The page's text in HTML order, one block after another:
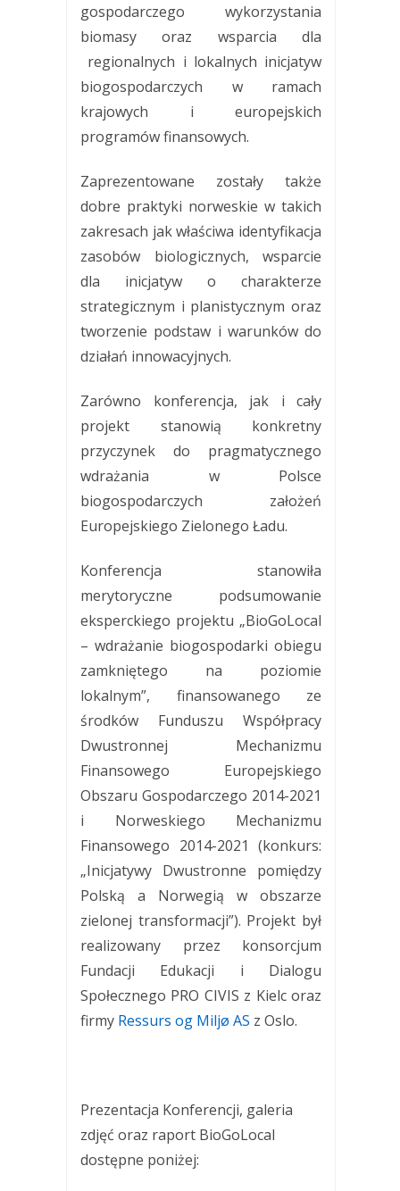
gospodarczego wykorzystania
biomasy oraz wsparcia dla
regionalnych i lokalnych inicjatyw
biogospodarczych w ramach
krajowych i europejskich
programów finansowych.
Zaprezentowane zostały także
dobre praktyki norweskie w takich
zakresach jak właściwa identyfikacja
zasobów biologicznych, wsparcie
dla inicjatyw o charakterze
strategicznym i planistycznym oraz
tworzenie podstaw i warunków do
działań innowacyjnych.
Zarówno konferencja, jak i cały
projekt stanowią konkretny
przyczynek do pragmatycznego
wdrażania w Polsce
biogospodarczych założeń
Europejskiego Zielonego Ładu.
Konferencja stanowiła
merytoryczne podsumowanie
eksperckiego projektu „BioGoLocal
– wdrażanie biogospodarki obiegu
zamkniętego na poziomie
lokalnym”, finansowanego ze
środków Funduszu Współpracy
Dwustronnej Mechanizmu
Finansowego Europejskiego
Obszaru Gospodarczego 2014-2021
i Norweskiego Mechanizmu
Finansowego 2014-2021 (konkurs:
„Inicjatywy Dwustronne pomiędzy
Polską a Norwegią w obszarze
zielonej transformacji”). Projekt był
realizowany przez konsorcjum
Fundacji Edukacji i Dialogu
Społecznego PRO CIVIS z Kielc oraz
firmy Ressurs og Miljø AS z Oslo.
Prezentacja Konferencji, galeria
zdjęć oraz raport BioGoLocal
dostępne poniżej: